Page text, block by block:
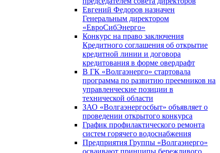
Евгений Федоров назначен
Генеральным директором
«ЕвроСибЭнерго»
Конкурс на право заключения
Кредитного соглашения об открытие
кредитной линии и договора
кредитования в форме овердрафт
В ГК «Волгаэнерго» стартовала
программа по развитию преемников на
управленческие позиции в
технической области
ЗАО «Волгаэнергосбыт» объявляет о
проведении открытого конкурса
График профилактического ремонта
систем горячего водоснабжения
Предприятия Группы «Волгаэнерго»